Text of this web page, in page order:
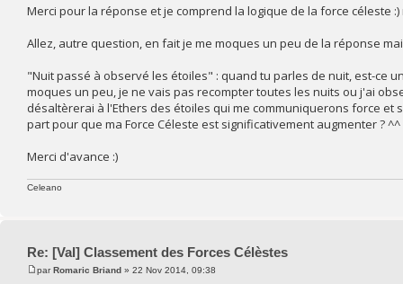
Merci pour la réponse et je comprend la logique de la force céleste
Allez, autre question, en fait je me moques un peu de la réponse
"Nuit passé à observé les étoiles" : quand tu parles de nuit, est-ce
moques un peu, je ne vais pas recompter toutes les nuits ou j'ai
désaltèrerai à l'Ethers des étoiles qui me communiquerons force
part pour que ma Force Céleste est significativement augmenter ? ^^
Merci d'avance :)
Celeano
Re: [Val] Classement des Forces Célèstes
parRomaric Briand » 22 Nov 2014, 09:38